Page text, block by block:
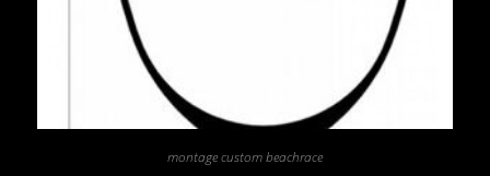
montage custom beachrace